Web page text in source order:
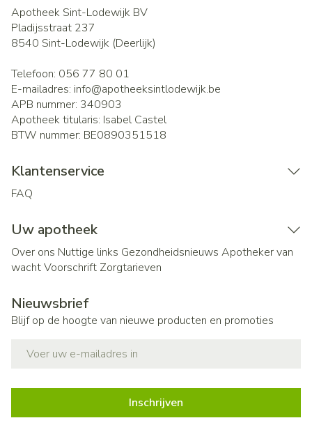
Apotheek Sint-Lodewijk BV
Pladijsstraat 237
8540 Sint-Lodewijk (Deerlijk)
Telefoon: 056 77 80 01
E-mailadres: info@apotheeksintlodewijk.be
APB nummer: 340903
Apotheek titularis: Isabel Castel
BTW nummer: BE0890351518
Klantenservice
FAQ
Uw apotheek
Over ons Nuttige links Gezondheidsnieuws Apotheker van
wachtVoorschrift Zorgtarieven
Nieuwsbrief
Blijf op de hoogte van nieuwe producten en promoties
Inschrijven